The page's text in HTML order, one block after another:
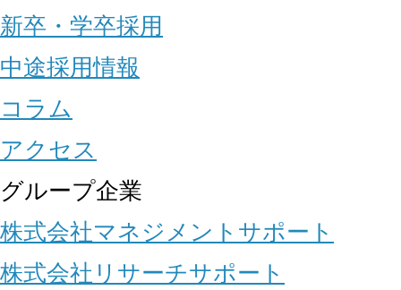
新卒・学卒採用
中途採用情報
コラム
アクセス
グループ企業
株式会社マネジメントサポート
株式会社リサーチサポート